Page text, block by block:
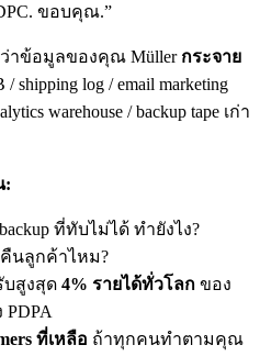
ขอบคุณ.”
าข้อมูลของคุณ Müller กระจาย
/ shipping log / email marketing
warehouse / backup tape เก่า
:
ที่ทับไม่ได้ ทำยังไง?
นลูกค้าไหม?
บสูงสุด 4% รายได้ทั่วโลก ของ
PDPA
ที่เหลือ ถ้าทุกคนทำตามคุณ